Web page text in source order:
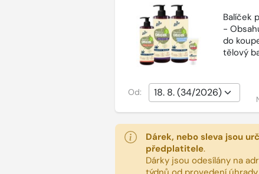
Balíček
-
do
tělový
Od:
Dárek, nebo sleva jsou
předplatitele.
Dárky jsou odesílány na